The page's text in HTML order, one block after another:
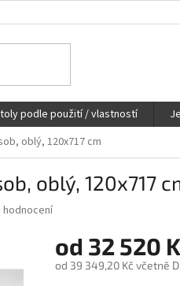
podle použití / vlastností
oblý, 120x717 cm
oblý, 120x717
od 32 520
od 39 349,20 Kčvčetně